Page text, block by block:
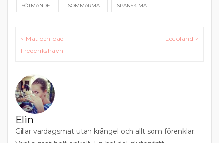
SÖTMANDEL SOMMARMAT SPANSK MAT
Inläggsnavigering
< Mat och bad i
Frederikshavn
Legoland >
Elin
Gillar vardagsmat utan krångel och allt som förenklar.